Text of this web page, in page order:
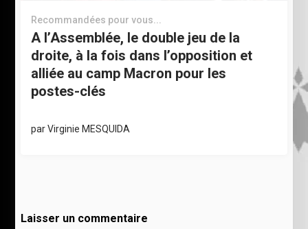
Recommandées pour vous...
A l’Assemblée, le double jeu de la
droite, à la fois dans l’opposition et
alliée au camp Macron pour les
postes-clés
parVirginie MESQUIDA
Laisser un commentaire